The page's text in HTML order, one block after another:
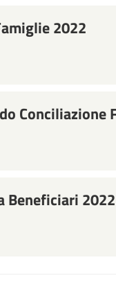
2022
Conciliazione
Beneficiari 2022